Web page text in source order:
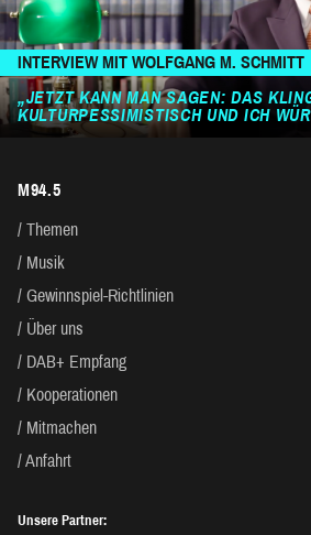
INTERVIEW MIT WOLFGANG M. SCHMITT
„JETZT KANN MAN SAGEN: DAS
KULTURPESSIMISTISCH UND ICH
M94.5
Themen
Musik
Gewinnspiel-Richtlinien
Über uns
DAB+ Empfang
Kooperationen
Mitmachen
Anfahrt
Unsere Partner: